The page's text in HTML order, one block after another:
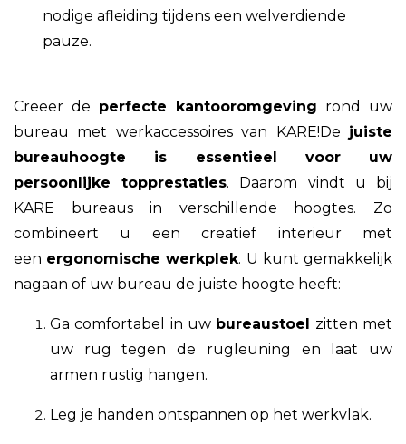
nodige afleiding tijdens een welverdiende
pauze.
Creëer de perfecte kantooromgeving rond uw
bureau met werkaccessoires van KARE!De juiste
bureauhoogte is essentieel voor uw
persoonlijke topprestaties. Daarom vindt u bij
KARE bureaus in verschillende hoogtes. Zo
combineert u een creatief interieur met
een ergonomische werkplek. U kunt gemakkelijk
nagaan of uw bureau de juiste hoogte heeft:
Ga comfortabel in uw bureaustoel zitten met
uw rug tegen de rugleuning en laat uw
armen rustig hangen.
Leg je handen ontspannen op het werkvlak.